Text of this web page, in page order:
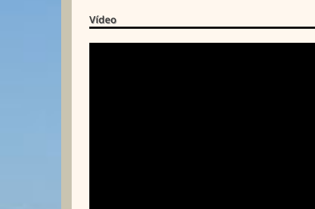
Vídeo